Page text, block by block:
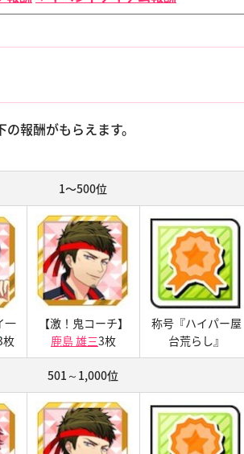
報酬がもらえます。
1〜500位
一
枚
【激！鬼コーチ】
鹿島 雄三3枚
称号『ハイパー屋
台荒らし』
501～1,000位